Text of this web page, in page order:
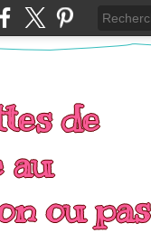
de
au
ou pas